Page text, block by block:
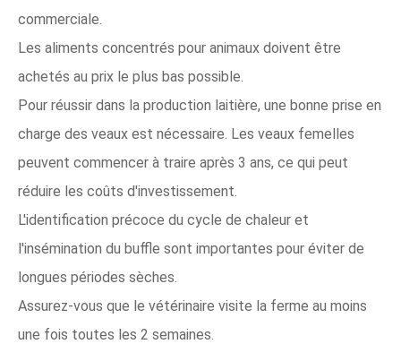
commerciale.
Les aliments concentrés pour animaux doivent être
achetés au prix le plus bas possible.
Pour réussir dans la production laitière, une bonne prise en
charge des veaux est nécessaire. Les veaux femelles
peuvent commencer à traire après 3 ans, ce qui peut
réduire les coûts d'investissement.
L'identification précoce du cycle de chaleur et
l'insémination du buffle sont importantes pour éviter de
longues périodes sèches.
Assurez-vous que le vétérinaire visite la ferme au moins
une fois toutes les 2 semaines.